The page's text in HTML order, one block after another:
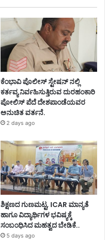
ಕೆಂಭಾವಿ ಪೊಲೀಸ್ ಸ್ಟೇಷನ್ ನಲ್ಲಿ
ಕರ್ತವ್ಯ ನಿರ್ವಹಿಸುತ್ತಿರುವ ದುರಹಂಕಾರಿ
ಪೋಲಿಸ್ ಪೆದೆ ದೇಶಪಾಂಡೆಯವರ
ಅನುಚಿತ ವರ್ತನೆ.
2 days ago
ಶಿಕ್ಷಣದ ಗುಣಮಟ್ಟ, ICAR ಮಾನ್ಯತೆ
ಹಾಗೂ ವಿದ್ಯಾರ್ಥಿಗಳ ಭವಿಷ್ಯಕ್ಕೆ
ಸಂಬಂಧಿಸಿದ ಮಹತ್ವದ ಬೇಡಿಕೆ..
5 days ago